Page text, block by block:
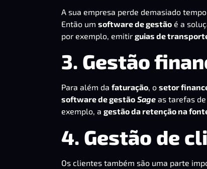
A sua empresa perde demasiado
Então um software de gestão é a
por exemplo, emitir guias de
3. Gestão
Para além da faturação, o setor
software de gestão Sage as tarefas de
exemplo, a gestão da retenção na
4. Gestão de
Os clientes também são uma parte